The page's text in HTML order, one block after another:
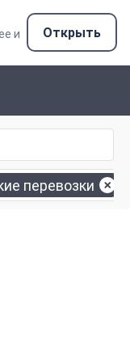
и
Открыть
перевозки